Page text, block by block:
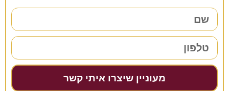
מעוניין שיצרו איתי קשר